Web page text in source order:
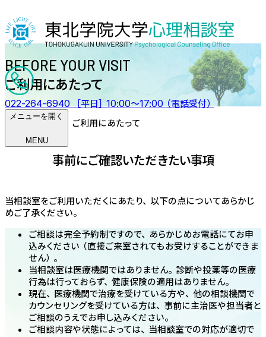
022-264-6940 ［平日］10:00〜17:00（電話受付）
メニューを開く
MENU
BEFORE YOUR VISIT
ご利用にあたって
HOME ご利用にあたって
事前にご確認いただきたい事項
当相談室をご利用いただくにあたり、以下の点についてあらかじ
めご了承ください。
ご相談は完全予約制ですので、あらかじめお電話にてお申
込みください（直接ご来室されてもお受けすることができま
せん）。
当相談室は医療機関ではありません。診断や投薬等の医療
行為は行っておらず、健康保険の適用はありません。
現在、医療機関で治療を受けている方や、他の相談機関で
カウンセリングを受けている方は、事前に主治医や担当者と
ご相談のうえでお申し込みください。
ご相談内容や状態によっては、当相談室での対応が適切で